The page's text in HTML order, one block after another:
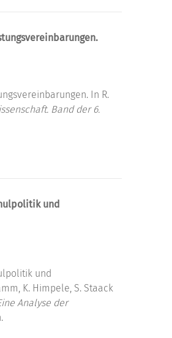
In R.
Band der 6.
und
und
K. Himpele, S. Staack
Analyse der